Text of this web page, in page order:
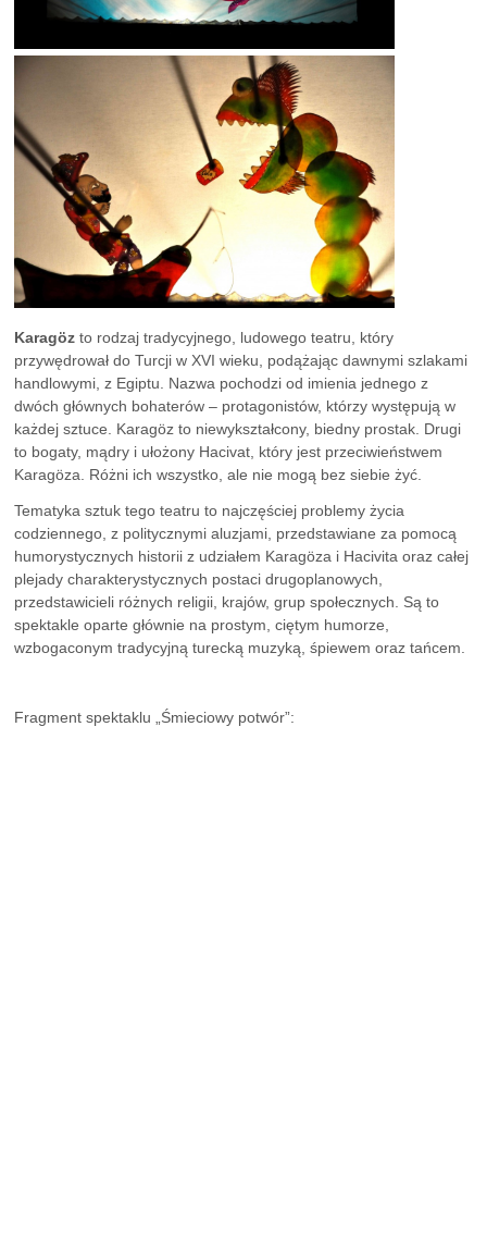
Karagöz to rodzaj tradycyjnego, ludowego teatru, który
przywędrował do Turcji w XVI wieku, podążając dawnymi szlakami
handlowymi, z Egiptu. Nazwa pochodzi od imienia jednego z
dwóch głównych bohaterów – protagonistów, którzy występują w
każdej sztuce. Karagöz to niewykształcony, biedny prostak. Drugi
to bogaty, mądry i ułożony Hacivat, który jest przeciwieństwem
Karagöza. Różni ich wszystko, ale nie mogą bez siebie żyć.
Tematyka sztuk tego teatru to najczęściej problemy życia
codziennego, z politycznymi aluzjami, przedstawiane za pomocą
humorystycznych historii z udziałem Karagöza i Hacivita oraz całej
plejady charakterystycznych postaci drugoplanowych,
przedstawicieli różnych religii, krajów, grup społecznych. Są to
spektakle oparte głównie na prostym, ciętym humorze,
wzbogaconym tradycyjną turecką muzyką, śpiewem oraz tańcem.
Fragment spektaklu „Śmieciowy potwór”: